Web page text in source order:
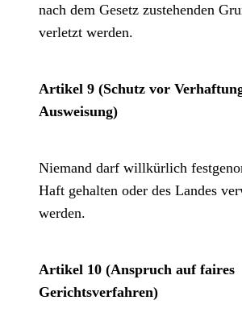
nach dem Gesetz zustehenden
verletzt werden.
Artikel 9 (Schutz vor
Ausweisung)
Niemand darf willkürlich
Haft gehalten oder des Landes
werden.
Artikel 10 (Anspruch auf faires
Gerichtsverfahren)